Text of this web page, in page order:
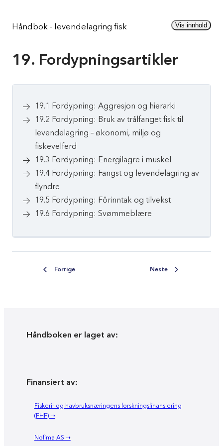
Håndbok - levendelagring fisk Vis innhold
19. Fordypningsartikler
19.1 Fordypning: Aggresjon og hierarki
19.2 Fordypning: Bruk av trålfanget fisk til
levendelagring – økonomi, miljø og
fiskevelferd
19.3 Fordypning: Energilagre i muskel
19.4 Fordypning: Fangst og levendelagring av
flyndre
19.5 Fordypning: Fôrinntak og tilvekst
19.6 Fordypning: Svømmeblære
Forrige Neste
Håndboken er laget av:
Finansiert av:
Fiskeri- og havbruksnæringens forskningsfinansiering
(FHF) ➝
Nofima AS ➝